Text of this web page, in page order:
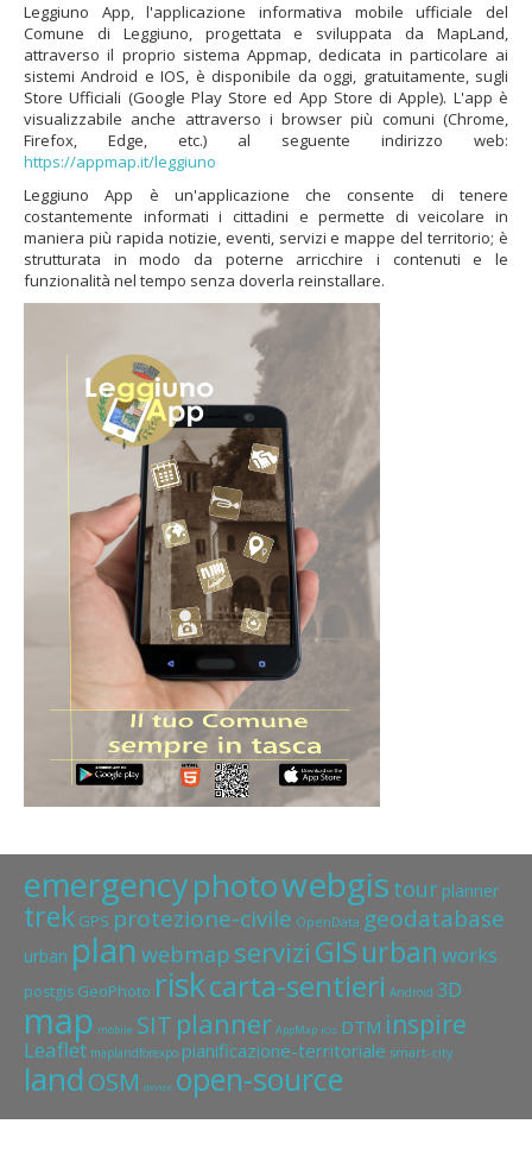
Leggiuno App, l'applicazione informativa mobile ufficiale del
Comune di Leggiuno, progettata e sviluppata da MapLand,
attraverso il proprio sistema Appmap, dedicata in particolare ai
sistemi Android e IOS, è disponibile da oggi, gratuitamente, sugli
Store Ufficiali (Google Play Store ed App Store di Apple). L'app è
visualizzabile anche attraverso i browser più comuni (Chrome,
Firefox, Edge, etc.) al seguente indirizzo web:
https://appmap.it/leggiuno
Leggiuno App è un'applicazione che consente di tenere
costantemente informati i cittadini e permette di veicolare in
maniera più rapida notizie, eventi, servizi e mappe del territorio; è
strutturata in modo da poterne arricchire i contenuti e le
funzionalità nel tempo senza doverla reinstallare.
emergencyphotowebgis tour planner
trek GPS protezione-civile OpenData geodatabase
urban plan webmap servizi GISurban works
postgis GeoPhoto riskcarta-sentieri Android 3D
map mobile SIT planner AppMap IOS DTM inspire
Leaflet maplandforexpo pianificazione-territoriale smart-city
land OSM device open-source